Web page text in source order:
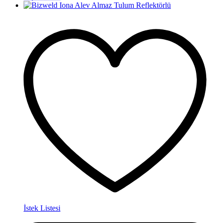
İstek Listesi